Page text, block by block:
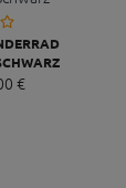
€